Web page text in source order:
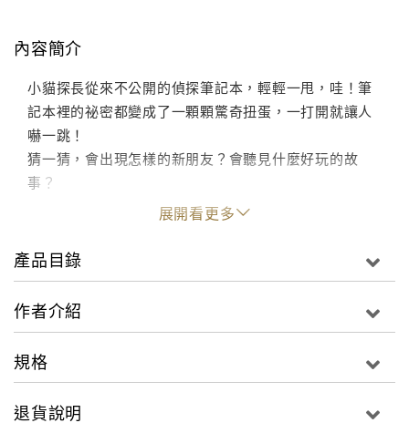
內容簡介
小貓探長從來不公開的偵探筆記本，輕輕一甩，哇！筆
記本裡的祕密都變成了一顆顆驚奇扭蛋，一打開就讓人
嚇一跳！
猜一猜，會出現怎樣的新朋友？會聽見什麼好玩的故
事？
展開看更多
產品目錄
作者介紹
規格
退貨說明